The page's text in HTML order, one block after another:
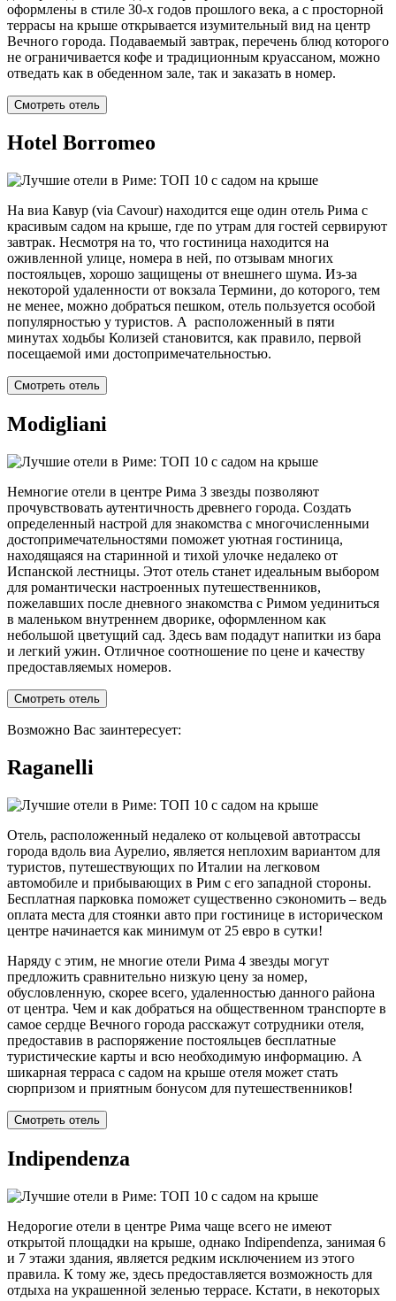
оформлены в стиле 30-х годов прошлого века, а с просторной
террасы на крыше открывается изумительный вид на центр
Вечного города. Подаваемый завтрак, перечень блюд которого
не ограничивается кофе и традиционным круассаном, можно
отведать как в обеденном зале, так и заказать в номер.
Смотреть отель
Hotel Borromeo
На виа Кавур (via Cavour) находится еще один отель Рима с
красивым садом на крыше, где по утрам для гостей сервируют
завтрак. Несмотря на то, что гостиница находится на
оживленной улице, номера в ней, по отзывам многих
постояльцев, хорошо защищены от внешнего шума. Из-за
некоторой удаленности от вокзала Термини, до которого, тем
не менее, можно добраться пешком, отель пользуется особой
популярностью у туристов. А расположенный в пяти
минутах ходьбы Колизей становится, как правило, первой
посещаемой ими достопримечательностью.
Смотреть отель
Modigliani
Немногие отели в центре Рима 3 звезды позволяют
прочувствовать аутентичность древнего города. Создать
определенный настрой для знакомства с многочисленными
достопримечательностями поможет уютная гостиница,
находящаяся на старинной и тихой улочке недалеко от
Испанской лестницы. Этот отель станет идеальным выбором
для романтически настроенных путешественников,
пожелавших после дневного знакомства с Римом уединиться
в маленьком внутреннем дворике, оформленном как
небольшой цветущий сад. Здесь вам подадут напитки из бара
и легкий ужин. Отличное соотношение по цене и качеству
предоставляемых номеров.
Смотреть отель
Возможно Вас заинтересует:
Raganelli
Отель, расположенный недалеко от кольцевой автотрассы
города вдоль виа Аурелио, является неплохим вариантом для
туристов, путешествующих по Италии на легковом
автомобиле и прибывающих в Рим с его западной стороны.
Бесплатная парковка поможет существенно сэкономить – ведь
оплата места для стоянки авто при гостинице в историческом
центре начинается как минимум от 25 евро в сутки!
Наряду с этим, не многие отели Рима 4 звезды могут
предложить сравнительно низкую цену за номер,
обусловленную, скорее всего, удаленностью данного района
от центра. Чем и как добраться на общественном транспорте в
самое сердце Вечного города расскажут сотрудники отеля,
предоставив в распоряжение постояльцев бесплатные
туристические карты и всю необходимую информацию. А
шикарная терраса с садом на крыше отеля может стать
сюрпризом и приятным бонусом для путешественников!
Смотреть отель
Indipendenza
Недорогие отели в центре Рима чаще всего не имеют
открытой площадки на крыше, однако Indipendenza, занимая 6
и 7 этажи здания, является редким исключением из этого
правила. К тому же, здесь предоставляется возможность для
отдыха на украшенной зеленью террасе. Кстати, в некоторых